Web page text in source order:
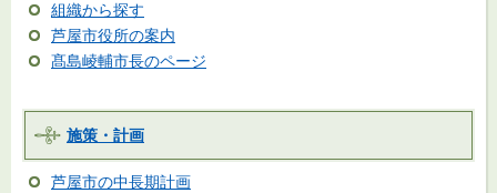
組織から探す
芦屋市役所の案内
髙島崚輔市長のページ
施策・計画
芦屋市の中長期計画